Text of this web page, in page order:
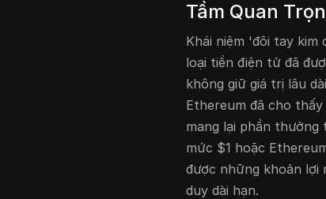
Tầm Quan
Khái niệm 'đôi tay
loại tiền điện tử đã
không giữ giá trị lâu
Ethereum đã cho
mang lại phần thưởng
mức $1 hoặc
được những khoản lợi
duy dài hạn.